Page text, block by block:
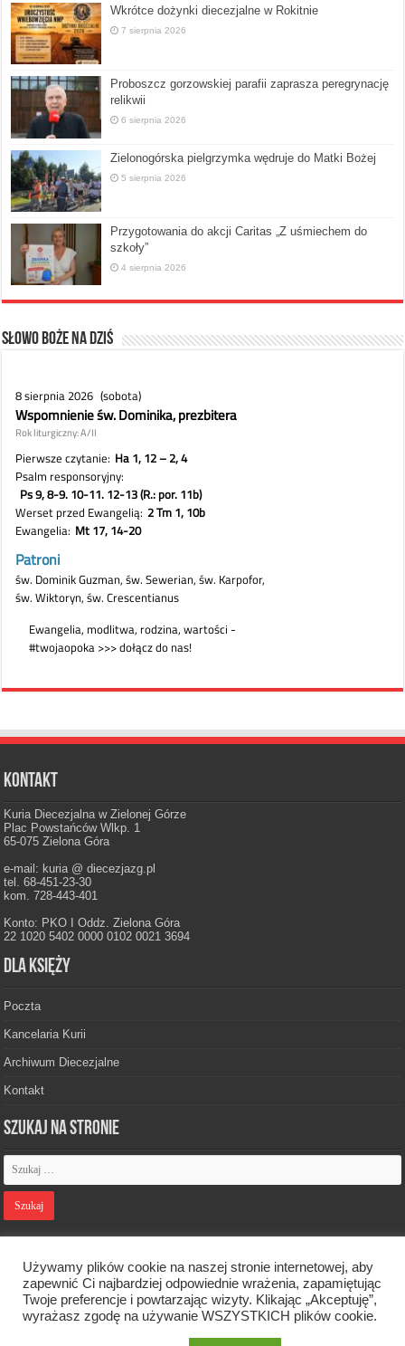
Wkrótce dożynki diecezjalne w Rokitnie
7 sierpnia 2026
Proboszcz gorzowskiej parafii zaprasza peregrynację
relikwii
6 sierpnia 2026
Zielonogórska pielgrzymka wędruje do Matki Bożej
5 sierpnia 2026
Przygotowania do akcji Caritas „Z uśmiechem do
szkoły”
4 sierpnia 2026
Słowo Boże na dziś
Kontakt
Kuria Diecezjalna w Zielonej Górze
Plac Powstańców Wlkp. 1
65-075 Zielona Góra
e-mail: kuria @ diecezjazg.pl
tel. 68-451-23-30
kom. 728-443-401
Konto: PKO I Oddz. Zielona Góra
22 1020 5402 0000 0102 0021 3694
Dla księży
Poczta
Kancelaria Kurii
Archiwum Diecezjalne
Kontakt
Szukaj na stronie
Designed by Webdawid
Używamy plików cookie na naszej stronie internetowej, aby
zapewnić Ci najbardziej odpowiednie wrażenia, zapamiętując
Twoje preferencje i powtarzając wizyty. Klikając „Akceptuję”,
wyrażasz zgodę na używanie WSZYSTKICH plików cookie.